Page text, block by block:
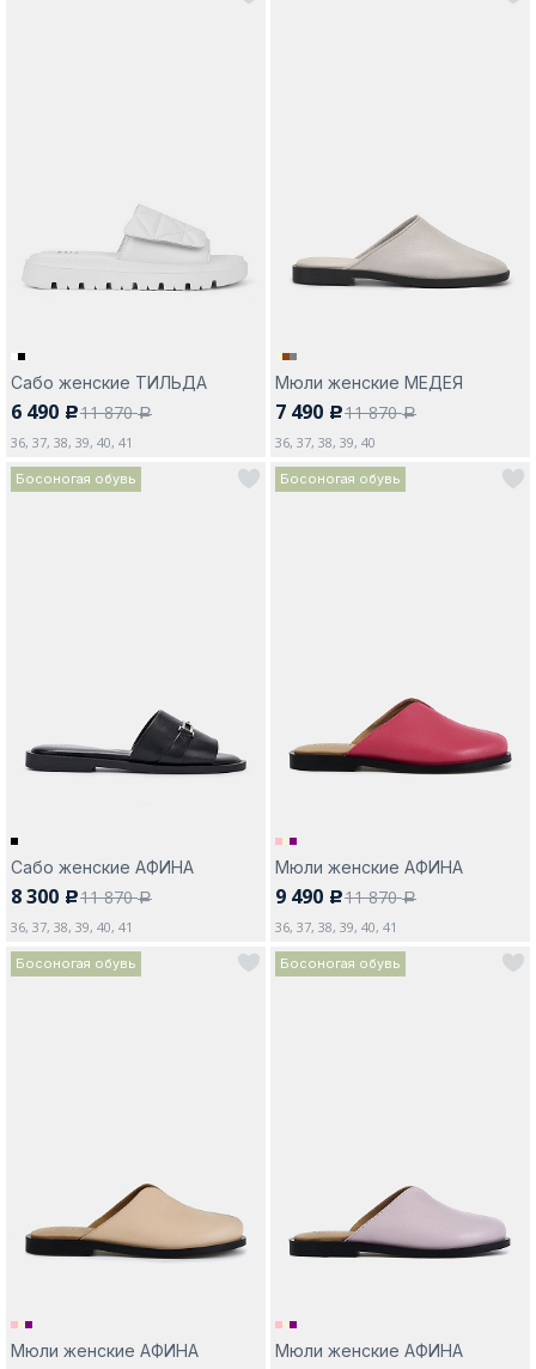
Сабо женские ТИЛЬДА
6 490 c11 870a
36, 37, 38, 39, 40, 41
Мюли женские МЕДЕЯ
7 490 c11 870a
36, 37, 38, 39, 40
Босоногая обувь
Сабо женские АФИНА
8 300 c11 870a
36, 37, 38, 39, 40, 41
Босоногая обувь
Мюли женские АФИНА
9 490 c11 870a
36, 37, 38, 39, 40, 41
Босоногая обувь
Мюли женские АФИНА
Босоногая обувь
Мюли женские АФИНА